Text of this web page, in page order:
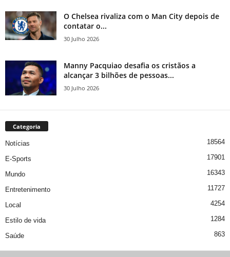
O Chelsea rivaliza com o Man City depois de
contatar o...
30 Julho 2026
Manny Pacquiao desafia os cristãos a
alcançar 3 bilhões de pessoas...
30 Julho 2026
Categoria
Notícias 18564
E-Sports 17901
Mundo 16343
Entretenimento 11727
Local 4254
Estilo de vida 1284
Saúde 863